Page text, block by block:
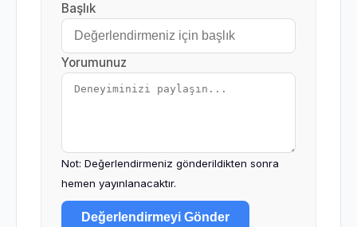
Başlık
Yorumunuz
Not: Değerlendirmeniz gönderildikten sonra
hemen yayınlanacaktır.
Değerlendirmeyi Gönder